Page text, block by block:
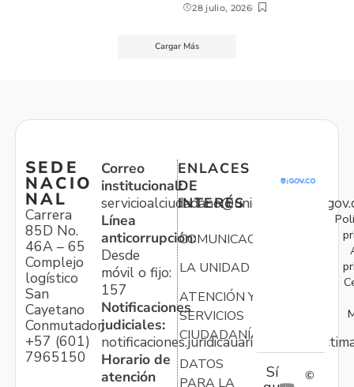
28 julio, 2026
Cargar Más
SEDE
NACIO
NAL
Carrera
85D No.
46A – 65
Complejo
logístico
San
Cayetano
Conmutador:
+57 (601)
7965150
Correo
institucional:
Línea
anticorrupción:
Desde
móvil o fijo:
157
Notificaciones
judiciales:
Horario de
atención
ENLACES
DE
INTERÉS
COMUNICACIONES
LA UNIDAD
ATENCIÓN Y
SERVICIOS
CIUDADANÍA
DATOS
PARA LA
Sí
©